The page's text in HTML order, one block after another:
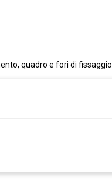
quadro e fori di fissaggio.